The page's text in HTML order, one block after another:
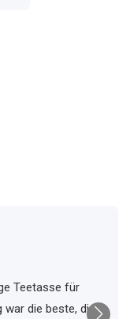
Teetasse für
war die beste, die